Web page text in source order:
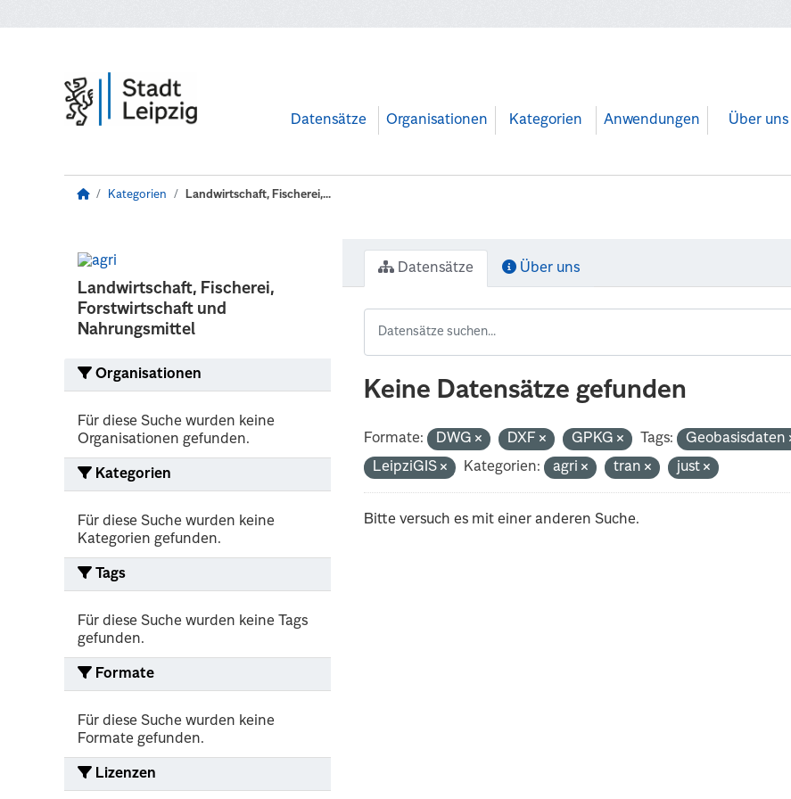
Datensätze Organisationen Kategorien Anwendungen Über uns
Kategorien Landwirtschaft, Fischerei,...
Landwirtschaft, Fischerei,
Forstwirtschaft und
Nahrungsmittel
Organisationen
Für diese Suche wurden keine
Organisationen gefunden.
Kategorien
Für diese Suche wurden keine
Kategorien gefunden.
Tags
Für diese Suche wurden keine Tags
gefunden.
Formate
Für diese Suche wurden keine
Formate gefunden.
Lizenzen
Datensätze Über uns
Keine Datensätze gefunden
Formate: DWG DXF GPKG Tags:
Geobasisdaten
LeipziGIS
Kategorien: agri tran just
Bitte versuch es mit einer anderen Suche.